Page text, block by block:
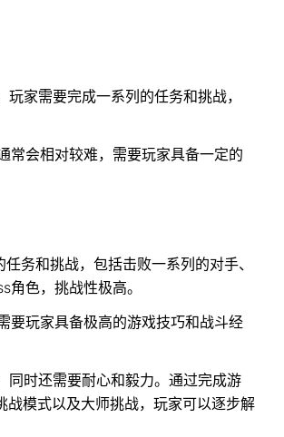
家需要完成一系列的任务和挑战，
常会相对较难，需要玩家具备一定的
务和挑战，包括击败一系列的对手、
色，挑战性极高。
要玩家具备极高的游戏技巧和战斗经
同时还需要耐心和毅力。通过完成游
模式以及大师挑战，玩家可以逐步解